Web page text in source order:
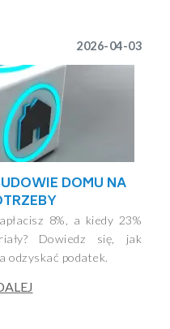
2026-04-03
DOMU NA
8%, a kiedy 23%
Dowiedz się, jak
odzyskać podatek.